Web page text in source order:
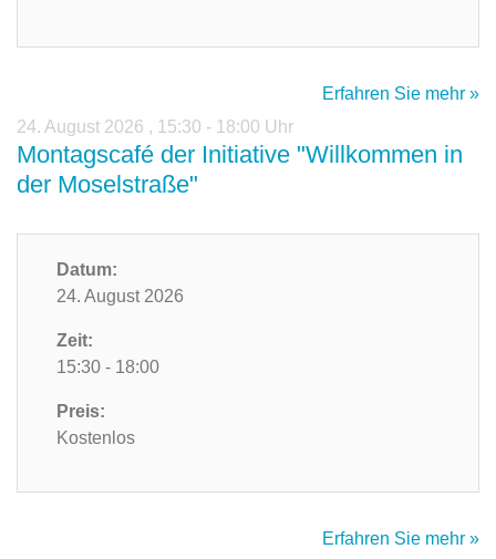
Erfahren Sie mehr »
24. August 2026 , 15:30 - 18:00 Uhr
Montagscafé der Initiative "Willkommen in
der Moselstraße"
Datum:
24. August 2026
Zeit:
15:30 - 18:00
Preis:
Kostenlos
Erfahren Sie mehr »